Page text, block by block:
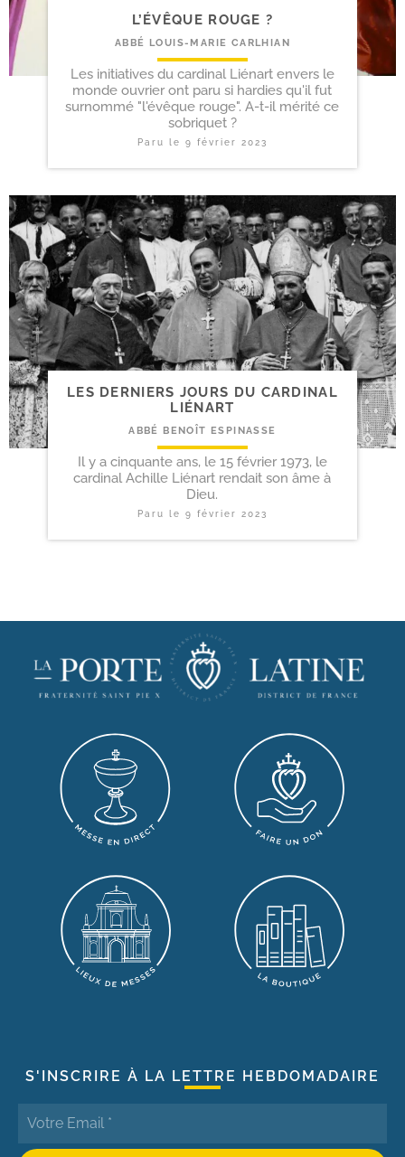
L’ÉVÊQUE ROUGE ?
ABBÉ LOUIS-MARIE CARLHIAN
Les initiatives du cardinal Liénart envers le
monde ouvrier ont paru si hardies qu'il fut
surnommé "l'évêque rouge". A-t-il mérité ce
sobriquet ?
Paru le 9 février 2023
LES DERNIERS JOURS DU CARDINAL
LIÉNART
ABBÉ BENOÎT ESPINASSE
Il y a cinquante ans, le 15 février 1973, le
cardinal Achille Liénart rendait son âme à
Dieu.
Paru le 9 février 2023
S'INSCRIRE À LA LETTRE HEBDOMADAIRE